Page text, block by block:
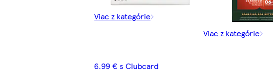
Viac z kategórie
6,99 € s Clubcard
Viac z kategórie